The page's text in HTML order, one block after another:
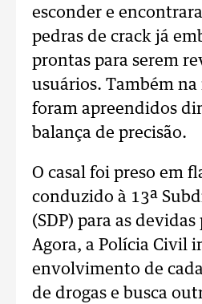
esconder e
pedras de crack já
prontas para serem
usuários. Também na
foram apreendidos
balança de precisão.
O casal foi preso em
conduzido à 13ª
(SDP) para as
Agora, a Polícia Civil
envolvimento de
de drogas e busca